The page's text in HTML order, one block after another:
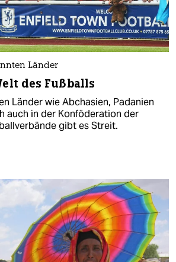
Länder
des Fußballs
Länder wie Abchasien, Padanien
auch in der Konföderation der
gibt es Streit.